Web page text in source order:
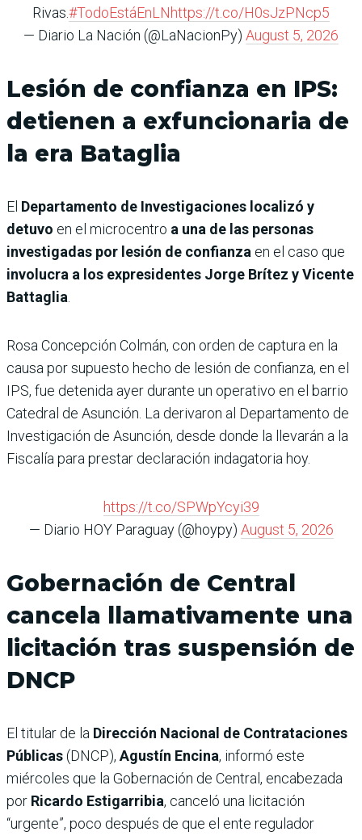
Rivas.#TodoEstáEnLNhttps://t.co/H0sJzPNcp5
— Diario La Nación (@LaNacionPy) August 5, 2026
Lesión de confianza en IPS:
detienen a exfuncionaria de
la era Bataglia
El Departamento de Investigaciones localizó y
detuvo en el microcentro a una de las personas
investigadas por lesión de confianza en el caso que
involucra a los expresidentes Jorge Brítez y Vicente
Battaglia
Rosa Concepción Colmán, con orden de captura en la
causa por supuesto hecho de lesión de confianza, en el
IPS, fue detenida ayer durante un operativo en el barrio
Catedral de Asunción. La derivaron al Departamento de
Investigación de Asunción, desde donde la llevarán a la
Fiscalía para prestar declaración indagatoria hoy.
https://t.co/SPWpYcyi39
— Diario HOY Paraguay (@hoypy) August 5, 2026
Gobernación de Central
cancela llamativamente una
licitación tras suspensión de
DNCP
El titular de la Dirección Nacional de Contrataciones
Públicas(DNCP), Agustín Encina, informó este
miércoles que la Gobernación de Central, encabezada
por Ricardo Estigarribia, canceló una licitación
“urgente”, poco después de que el ente regulador